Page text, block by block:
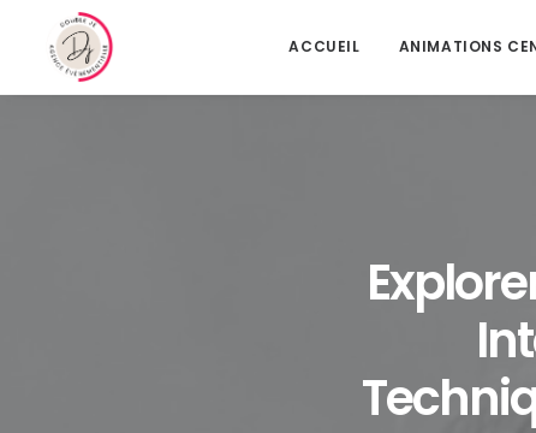
ACCUEIL ANIMATIONS